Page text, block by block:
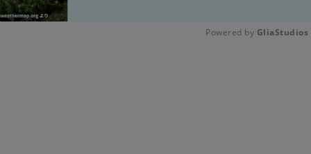
Powered by GliaStudios